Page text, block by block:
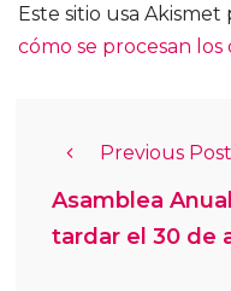
Este sitio usa
cómo se procesan
Previous Post
Asamblea
tardar el 30 de